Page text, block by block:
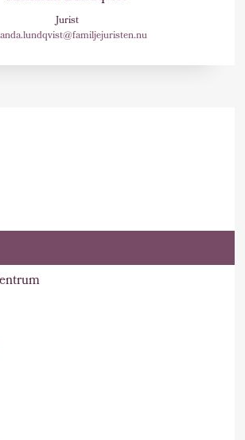
Jurist